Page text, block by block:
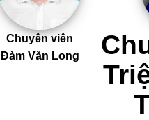
Chuyên viên
Đàm Văn Long